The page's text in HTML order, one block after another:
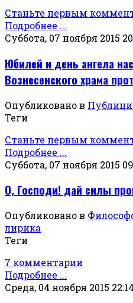
Станьте первым
Подробнее ...
Суббота, 07 ноября 2015
Юбилей и день ангела
Вознесенского храма
Опубликовано в
Теги
Станьте первым
Подробнее ...
Суббота, 07 ноября 2015
О, Господи! дай силы
Опубликовано в
лирика
Теги
7 комментарии
Подробнее ...
Среда, 04 ноября 2015 22:14